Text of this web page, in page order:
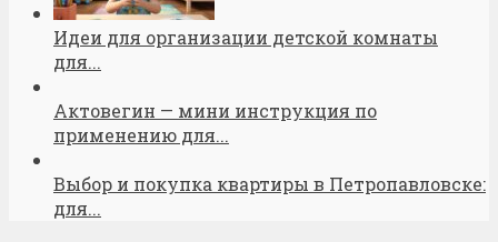
Идеи для организации детской комнаты
для...
Актовегин — мини инструкция по
применению для...
Выбор и покупка квартиры в Петропавловске:
для...